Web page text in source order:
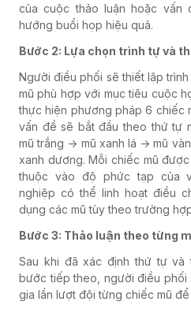
của cuộc thảo luận hoặc vấn
hướng buổi họp hiệu quả.
Bước 2: Lựa chọn trình tự và
Người điều phối sẽ thiết lập
mũ phù hợp với mục tiêu cuộc
thực hiện phương pháp 6 chiếc
vấn đề sẽ bắt đầu theo thứ tự
mũ trắng -> mũ xanh lá -> mũ
xanh dương. Mỗi chiếc mũ
thuộc vào độ phức tạp của
nghiệp có thể linh hoạt điều
dụng các mũ tùy theo trường
Bước 3: Thảo luận theo từng
Sau khi đã xác định thứ tự và
bước tiếp theo, người điều phối
gia lần lượt đội từng chiếc mũ để